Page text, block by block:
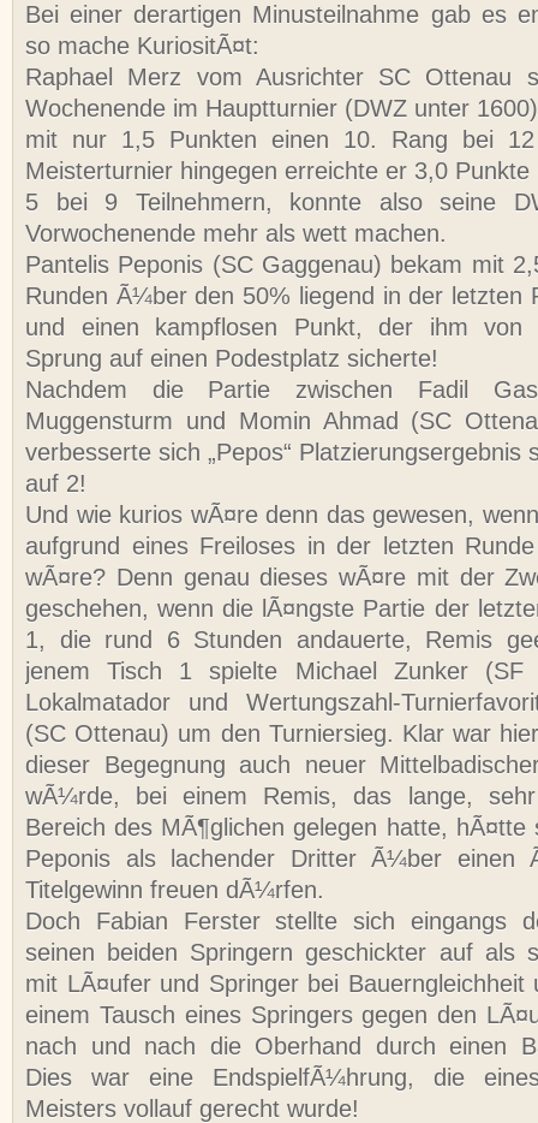
Bei einer derartigen Minusteilnahme gab es
so mache KuriositÃ¤t:
Raphael Merz vom Ausrichter SC Ottenau
Wochenende im Hauptturnier (DWZ unter
mit nur 1,5 Punkten einen 10. Rang bei 12
Meisterturnier hingegen erreichte er 3,0 Punkte
5 bei 9 Teilnehmern, konnte also seine
Vorwochenende mehr als wett machen.
Pantelis Peponis (SC Gaggenau) bekam mit
Runden Ã¼ber den 50% liegend in der letzten
und einen kampflosen Punkt, der ihm von
Sprung auf einen Podestplatz sicherte!
Nachdem die Partie zwischen Fadil
Muggensturm und Momin Ahmad (SC
verbesserte sich „Pepos“ Platzierungsergebnis
auf 2!
Und wie kurios wÃ¤re denn das gewesen,
aufgrund eines Freiloses in der letzten
wÃ¤re? Denn genau dieses wÃ¤re mit der
geschehen, wenn die lÃ¤ngste Partie der
1, die rund 6 Stunden andauerte, Remis
jenem Tisch 1 spielte Michael Zunker (SF
Lokalmatador und Wertungszahl-
(SC Ottenau) um den Turniersieg. Klar war
dieser Begegnung auch neuer
wÃ¼rde, bei einem Remis, das lange,
Bereich des MÃ¶glichen gelegen hatte, hÃ¤tte
Peponis als lachender Dritter Ã¼ber einen
Titelgewinn freuen dÃ¼rfen.
Doch Fabian Ferster stellte sich eingangs
seinen beiden Springern geschickter auf als
mit LÃ¤ufer und Springer bei Bauerngleichheit
einem Tausch eines Springers gegen den
nach und nach die Oberhand durch einen
Dies war eine EndspielfÃ¼hrung, die
Meisters vollauf gerecht wurde!